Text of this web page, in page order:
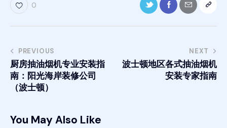
0
PREVIOUS
厨房抽油烟机专业安装指
南：阳光海岸装修公司
（波士顿）
NEXT
波士顿地区各式抽油烟机
安装专家指南
You May Also Like